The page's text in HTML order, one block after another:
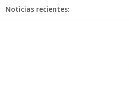
Noticias recientes: